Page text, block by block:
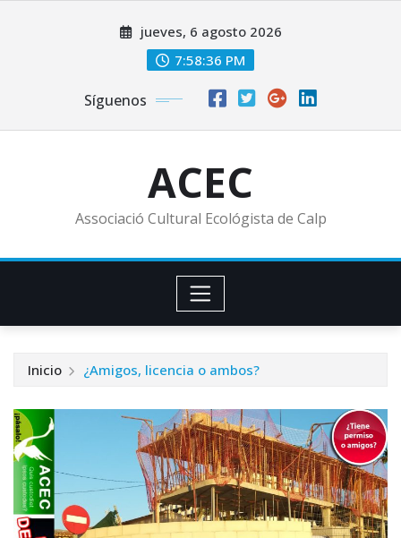
jueves, 6 agosto 2026
7:58:36 PM
Síguenos
ACEC
Associació Cultural Ecológista de Calp
Inicio ¿Amigos, licencia o ambos?